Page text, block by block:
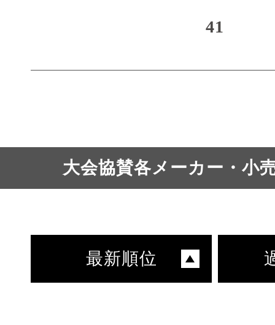
41
大会協賛各メーカー・小
最新順位